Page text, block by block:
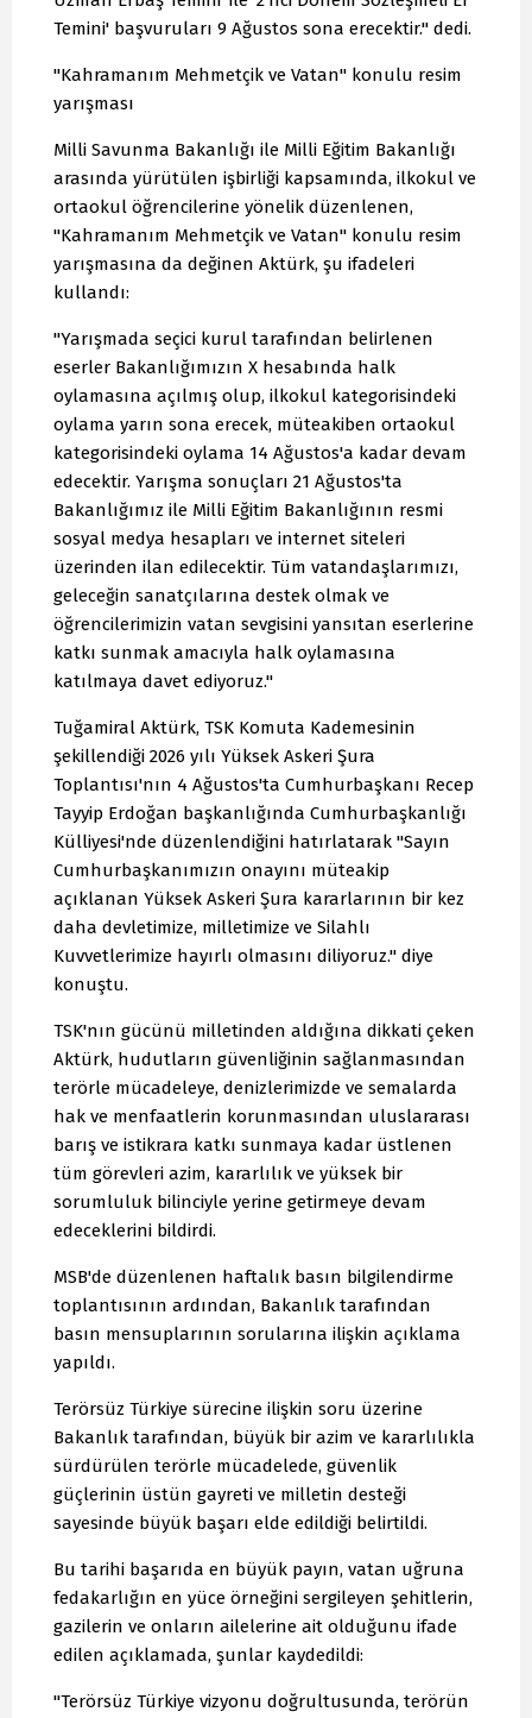
Temini' başvuruları 9 Ağustos sona erecektir." dedi.
"Kahramanım Mehmetçik ve Vatan" konulu resim
yarışması
Milli Savunma Bakanlığı ile Milli Eğitim Bakanlığı
arasında yürütülen işbirliği kapsamında, ilkokul ve
ortaokul öğrencilerine yönelik düzenlenen,
"Kahramanım Mehmetçik ve Vatan" konulu resim
yarışmasına da değinen Aktürk, şu ifadeleri
kullandı:
"Yarışmada seçici kurul tarafından belirlenen
eserler Bakanlığımızın X hesabında halk
oylamasına açılmış olup, ilkokul kategorisindeki
oylama yarın sona erecek, müteakiben ortaokul
kategorisindeki oylama 14 Ağustos'a kadar devam
edecektir. Yarışma sonuçları 21 Ağustos'ta
Bakanlığımız ile Milli Eğitim Bakanlığının resmi
sosyal medya hesapları ve internet siteleri
üzerinden ilan edilecektir. Tüm vatandaşlarımızı,
geleceğin sanatçılarına destek olmak ve
öğrencilerimizin vatan sevgisini yansıtan eserlerine
katkı sunmak amacıyla halk oylamasına
katılmaya davet ediyoruz."
Tuğamiral Aktürk, TSK Komuta Kademesinin
şekillendiği 2026 yılı Yüksek Askeri Şura
Toplantısı'nın 4 Ağustos'ta Cumhurbaşkanı Recep
Tayyip Erdoğan başkanlığında Cumhurbaşkanlığı
Külliyesi'nde düzenlendiğini hatırlatarak "Sayın
Cumhurbaşkanımızın onayını müteakip
açıklanan Yüksek Askeri Şura kararlarının bir kez
daha devletimize, milletimize ve Silahlı
Kuvvetlerimize hayırlı olmasını diliyoruz." diye
konuştu.
TSK'nın gücünü milletinden aldığına dikkati çeken
Aktürk, hudutların güvenliğinin sağlanmasından
terörle mücadeleye, denizlerimizde ve semalarda
hak ve menfaatlerin korunmasından uluslararası
barış ve istikrara katkı sunmaya kadar üstlenen
tüm görevleri azim, kararlılık ve yüksek bir
sorumluluk bilinciyle yerine getirmeye devam
edeceklerini bildirdi.
MSB'de düzenlenen haftalık basın bilgilendirme
toplantısının ardından, Bakanlık tarafından
basın mensuplarının sorularına ilişkin açıklama
yapıldı.
Terörsüz Türkiye sürecine ilişkin soru üzerine
Bakanlık tarafından, büyük bir azim ve kararlılıkla
sürdürülen terörle mücadelede, güvenlik
güçlerinin üstün gayreti ve milletin desteği
sayesinde büyük başarı elde edildiği belirtildi.
Bu tarihi başarıda en büyük payın, vatan uğruna
fedakarlığın en yüce örneğini sergileyen şehitlerin,
gazilerin ve onların ailelerine ait olduğunu ifade
edilen açıklamada, şunlar kaydedildi:
"Terörsüz Türkiye vizyonu doğrultusunda, terörün